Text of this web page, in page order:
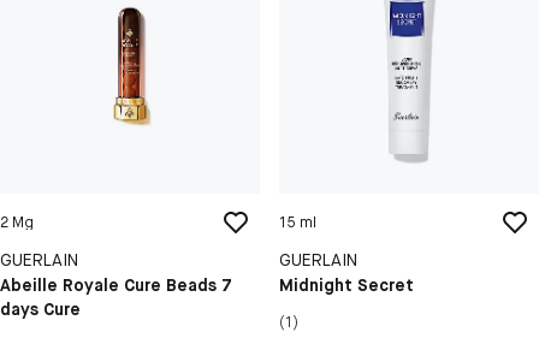
2 Mg
GUERLAIN
Abeille Royale Cure Beads 7
days Cure
15 ml
GUERLAIN
Midnight Secret
(1)